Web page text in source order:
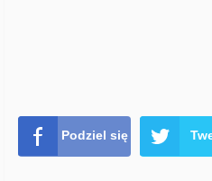
Podziel się